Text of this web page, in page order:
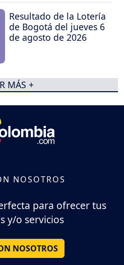
Resultado de la Lotería
de Bogotá del jueves 6
de agosto de 2026
MÁS +
NOSOTROS
para ofrecer tus
y/o servicios
NOSOTROS